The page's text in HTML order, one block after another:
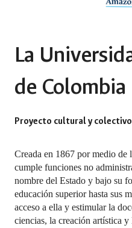
La
de Colombia
Proyecto cultural y
Creada en 1867 por medio
cumple funciones no
nombre del Estado y bajo su
educación superior hasta sus
acceso a ella y estimular la
ciencias, la creación artística